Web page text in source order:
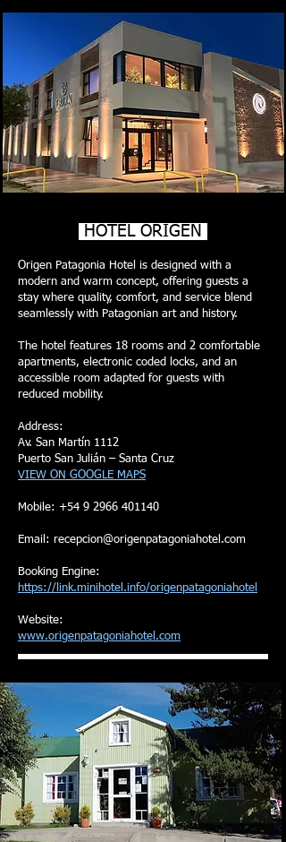
HOTEL ORIGEN
Origen Patagonia Hotel is designed with a
modern and warm concept, offering guests a
stay where quality, comfort, and service blend
seamlessly with Patagonian art and history.
The hotel features 18 rooms and 2 comfortable
apartments, electronic coded locks, and an
accessible room adapted for guests with
reduced mobility.
Address:
Av. San Martín 1112
Puerto San Julián – Santa Cruz
VIEW ON GOOGLE MAPS
Mobile: +54 9 2966 401140
Email: recepcion@origenpatagoniahotel.com
Booking Engine:
https://link.minihotel.info/origenpatagoniahotel
Website:
www.origenpatagoniahotel.com